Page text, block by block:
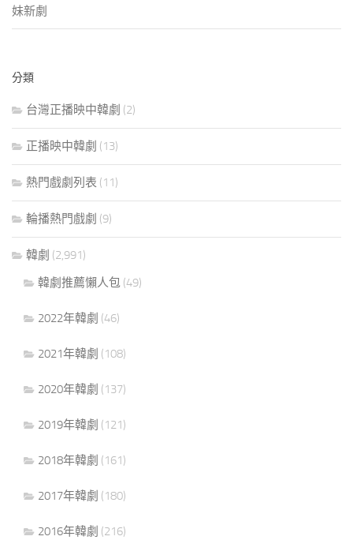
妹新劇
分類
台灣正播映中韓劇 (2)
正播映中韓劇 (13)
熱門戲劇列表 (11)
輪播熱門戲劇 (9)
韓劇 (2,991)
韓劇推薦懶人包 (49)
2022年韓劇 (46)
2021年韓劇 (108)
2020年韓劇 (137)
2019年韓劇 (121)
2018年韓劇 (161)
2017年韓劇 (180)
2016年韓劇 (216)